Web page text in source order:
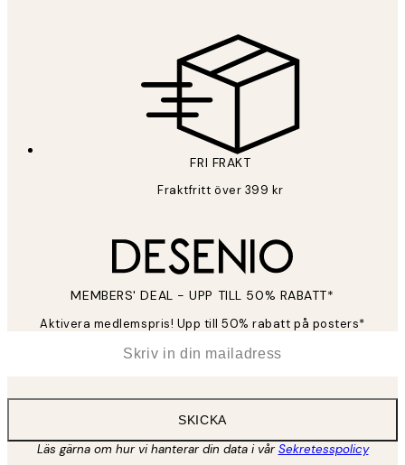
FRI FRAKT
Fraktfritt över 399 kr
MEMBERS' DEAL - UPP TILL 50% RABATT*
Aktivera medlemspris! Upp till 50% rabatt på posters*
SKICKA
Läs gärna om hur vi hanterar din data i vårSekretesspolicy